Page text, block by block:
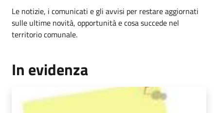
Le notizie, i comunicati e gli avvisi per restare aggiornati
sulle ultime novità, opportunità e cosa succede nel
territorio comunale.
In evidenza